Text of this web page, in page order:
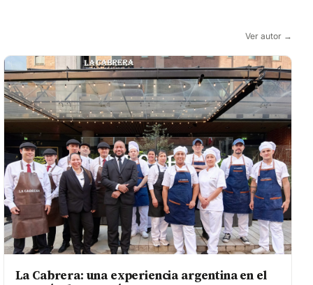
Ver autor →
La Cabrera: una experiencia argentina en el